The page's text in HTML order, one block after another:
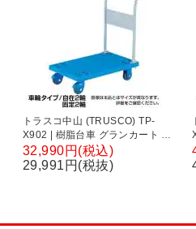
トラスコ中山 (TRUSCO) TP-
X902 | 樹脂台車 グランカート サ
イレント 台車 均等耐荷重400kg
幅605×奥行900×高さ230(全高
32,990円(税込)
29,991円(税抜)